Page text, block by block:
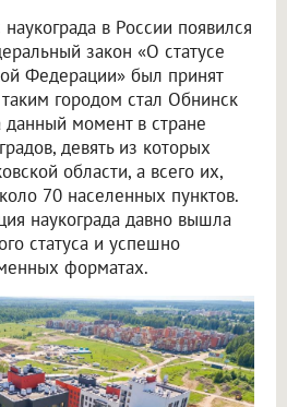
в России появился
закон «О статусе
Федерации» был принят
городом стал Обнинск
момент в стране
девять из которых
области, а всего их,
70 населенных пунктов.
наукограда давно вышла
статуса и успешно
форматах.